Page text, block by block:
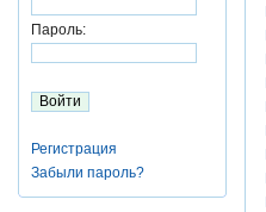
Пароль:
Регистрация
Забыли пароль?